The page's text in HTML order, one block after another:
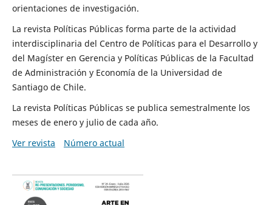
orientaciones de investigación.
La revista Políticas Públicas forma parte de la actividad
interdisciplinaria del Centro de Políticas para el Desarrollo y
del Magíster en Gerencia y Políticas Públicas de la Facultad
de Administración y Economía de la Universidad de
Santiago de Chile.
La revista Políticas Públicas se publica semestralmente los
meses de enero y julio de cada año.
Ver revista
Número actual